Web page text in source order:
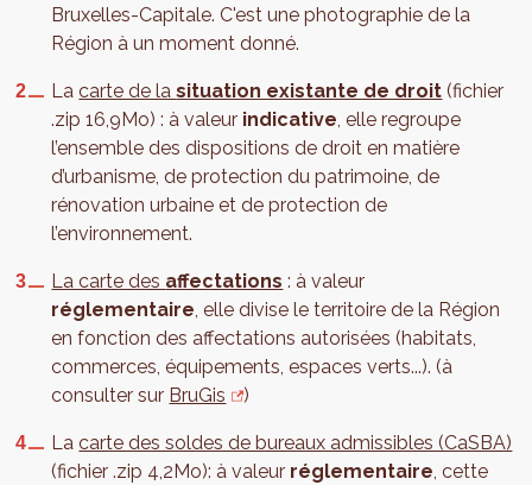
Bruxelles-Capitale. C'est une photographie de la
Région à un moment donné.
Lacarte de lasituation existante de droit (fichier
.zip 16,9Mo) : à valeur indicative, elle regroupe
l’ensemble des dispositions de droit en matière
d’urbanisme, de protection du patrimoine, de
rénovation urbaine et de protection de
l’environnement.
La carte des affectations : à valeur
réglementaire, elle divise le territoire de la Région
en fonction des affectations autorisées (habitats,
commerces, équipements, espaces verts...). (à
consulter sur BruGis )
Lacarte des soldes de bureaux admissibles (CaSBA)
(fichier .zip 4,2Mo): à valeur réglementaire, cette